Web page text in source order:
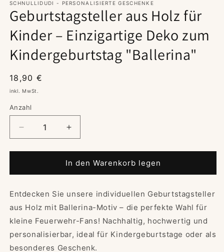
SCHNULLIDUDI - PERSONALISIERTE GESCHENKE
Geburtstagsteller aus Holz für
Kinder – Einzigartige Deko zum
Kindergeburtstag "Ballerina"
Normaler
Preis
18,90 €
inkl. MwSt.
Anzahl
Verringere
die
Menge
Geburtstagsteller
Holz
für
–
Einzigartige
Deko
Erhöhe
die
Menge
für
Geburtstagsteller
Holz
für
–
Einzigartige
Deko
In den Warenkorb legen
Entdecken Sie unsere individuellen Geburtstagsteller
aus Holz mit Ballerina-Motiv – die perfekte Wahl für
kleine Feuerwehr-Fans! Nachhaltig, hochwertig und
personalisierbar, ideal für Kindergeburtstage oder als
besonderes Geschenk.